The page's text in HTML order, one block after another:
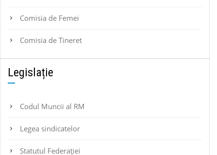
Comisia de Femei
Comisia de Tineret
Legislație
Codul Muncii al RM
Legea sindicatelor
Statutul Federaţiei